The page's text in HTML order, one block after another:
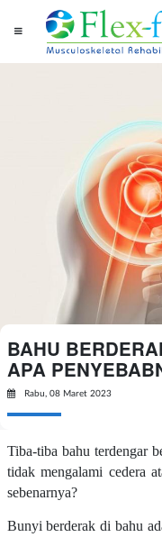
BAHU
APA
Rabu, 08 Maret 2023
Tiba-tiba bahu terdengar
tidak mengalami cedera
sebenarnya?
Bunyi berderak di bahu